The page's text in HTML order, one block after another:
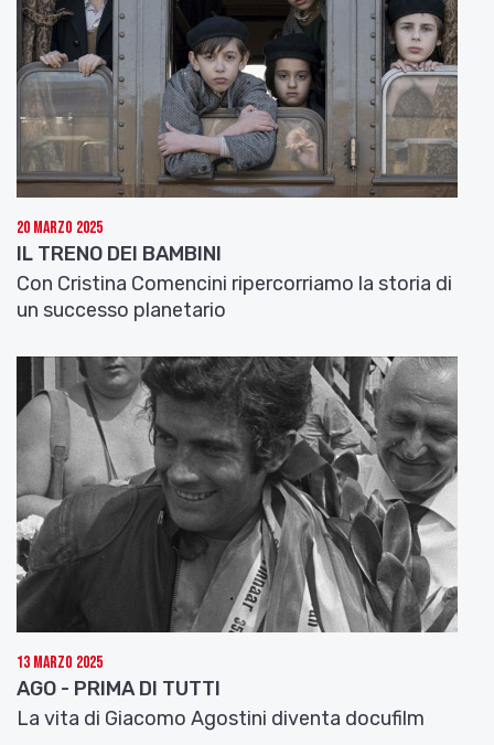
20 Marzo 2025
IL TRENO DEI BAMBINI
Con Cristina Comencini ripercorriamo la storia di
un successo planetario
13 Marzo 2025
AGO - PRIMA DI TUTTI
La vita di Giacomo Agostini diventa docufilm